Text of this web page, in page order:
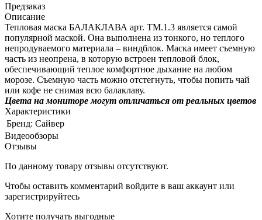
Предзаказ
Описание
Тепловая маска БАЛАКЛАВА арт. ТМ.1.3 является самой
популярной маской. Она выполнена из тонкого, но теплого
непродуваемого материала – виндблок. Маска имеет съемную
часть из неопрена, в которую встроен тепловой блок,
обеспечивающий теплое комфортное дыхание на любом
морозе. Съемную часть можно отстегнуть, чтобы попить чай
или кофе не снимая всю балаклаву.
Цвета на мониторе могут отличаться от реальных цветов
Характеристики
Бренд: Сайвер
Видеообзоры
Отзывы
По данному товару отзывы отсутствуют.
Чтобы оставить комментарий войдите в ваш аккаунт или
зарегистрируйтесь
Хотите получать выгодные